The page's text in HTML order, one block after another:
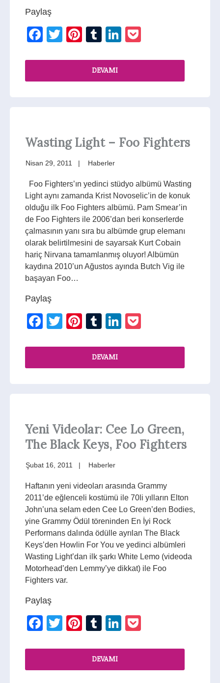
Paylaş
Facebook
TwitterPinterest
TumblrLinkedIn
DEVAMI
Wasting Light – Foo Fighters
Nisan 29, 2011 Haberler
Foo Fighters’ın yedinci stüdyo albümü Wasting
Light aynı zamanda Krist Novoselic’in de konuk
olduğu ilk Foo Fighters albümü. Pam Smear’in
de Foo Fighters ile 2006’dan beri konserlerde
çalmasının yanı sıra bu albümde grup elemanı
olarak belirtilmesini de sayarsak Kurt Cobain
hariç Nirvana tamamlanmış oluyor! Albümün
kaydına 2010’un Ağustos ayında Butch Vig ile
başayan Foo…
Paylaş
Facebook
TwitterPinterest
TumblrLinkedIn
DEVAMI
Yeni Videolar: Cee Lo Green,
The Black Keys, Foo Fighters
Şubat 16, 2011 Haberler
Haftanın yeni videoları arasında Grammy
2011’de eğlenceli kostümü ile 70li yılların Elton
John’una selam eden Cee Lo Green’den Bodies,
yine Grammy Ödül töreninden En İyi Rock
Performans dalında ödülle ayrılan The Black
Keys’den Howlin For You ve yedinci albümleri
Wasting Light’dan ilk şarkı White Lemo (videoda
Motorhead’den Lemmy’ye dikkat) ile Foo
Fighters var.
Paylaş
Facebook
TwitterPinterest
TumblrLinkedIn
DEVAMI